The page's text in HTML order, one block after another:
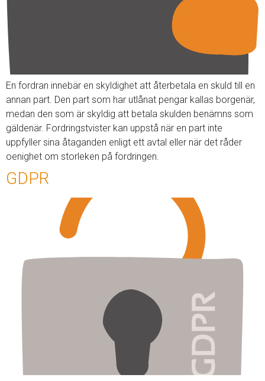
En fordran innebär en skyldighet att återbetala en skuld till en
annan part. Den part som har utlånat pengar kallas borgenär,
medan den som är skyldig att betala skulden benämns som
gäldenär. Fordringstvister kan uppstå när en part inte
uppfyller sina åtaganden enligt ett avtal eller när det råder
oenighet om storleken på fordringen.
GDPR